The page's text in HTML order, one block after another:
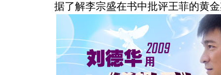
据了解李宗盛在书中批评王菲的黄